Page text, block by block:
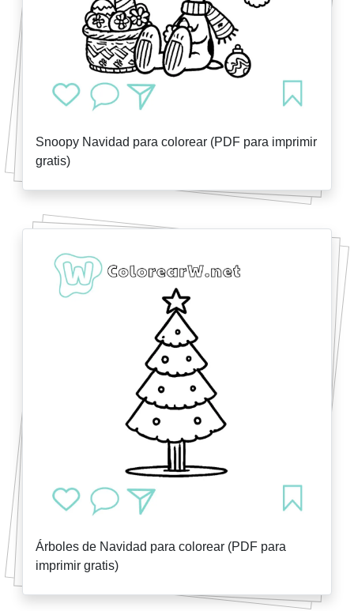
Snoopy Navidad para colorear (PDF para imprimir
gratis)
Árboles de Navidad para colorear (PDF para
imprimir gratis)